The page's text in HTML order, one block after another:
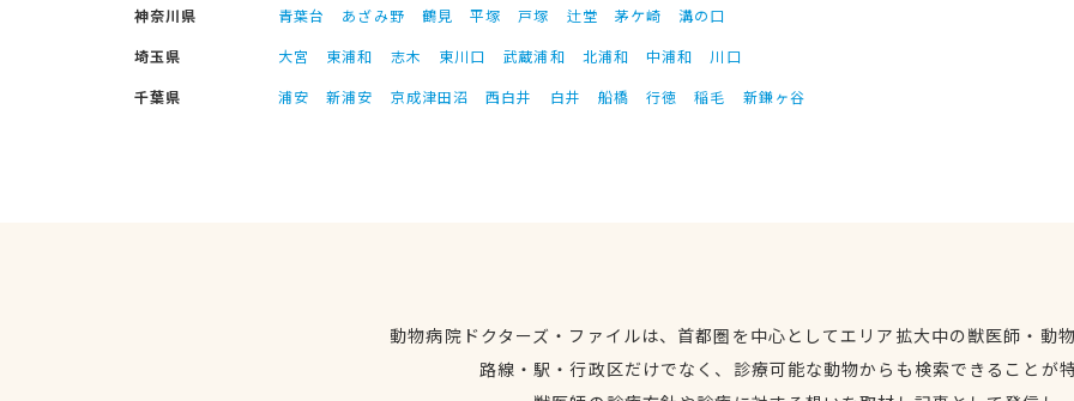
神奈川県
青葉台 あざみ野 鶴見 平塚 戸塚 辻堂 茅ケ崎
溝の口
埼玉県
大宮 東浦和 志木 東川口 武蔵浦和 北浦和 中浦和
川口
千葉県
浦安 新浦安 京成津田沼 西白井 白井 船橋 行徳 稲毛 新鎌ヶ谷
動物病院ドクターズ・ファイルは、首都圏を中心としてエリア拡大中の獣医師・動
路線・駅・行政区だけでなく、診療可能な動物からも検索できることが